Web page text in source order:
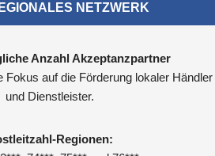
NETZWERK
Anzahl Akzeptanzpartner
Fokus auf die Förderung lokaler Händler
und Dienstleister.
Regionen: